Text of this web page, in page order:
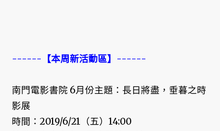
------【本周新活動區】------
南門電影書院 6月份主題：長日將盡，垂暮之時
影展
時間：2019/6/21（五）14:00